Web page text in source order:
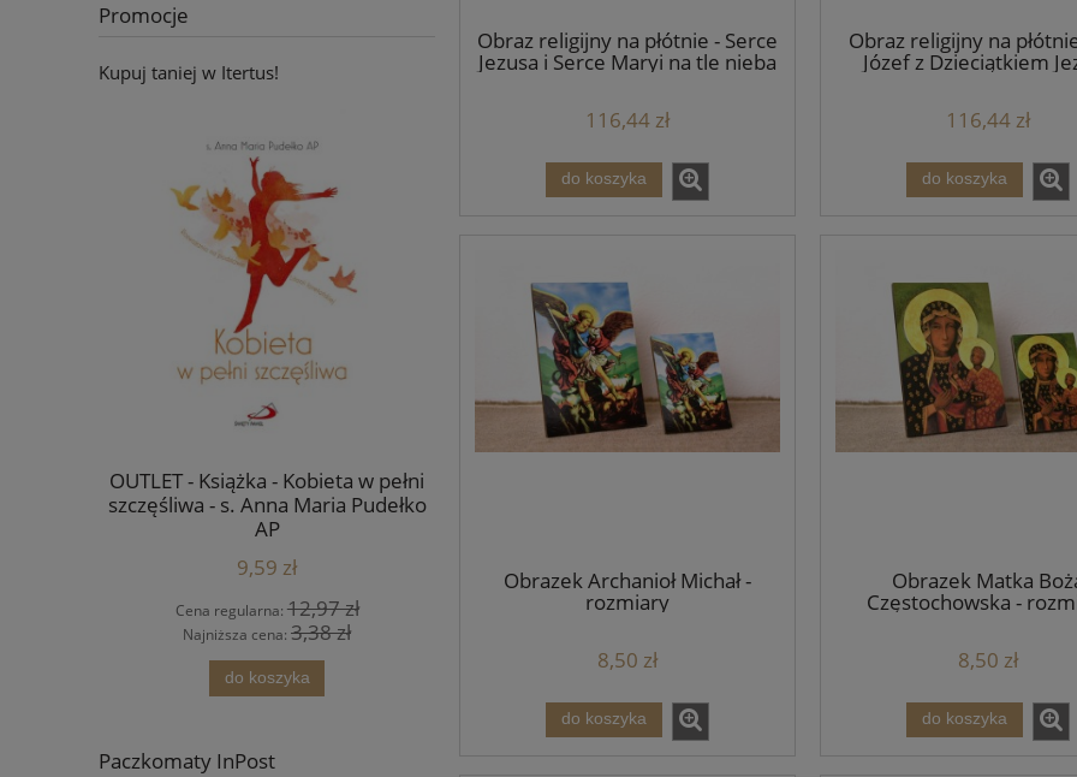
Promocje
Kupuj taniej w Itertus!
OUTLET - Książka - Kobieta w pełni
szczęśliwa - s. Anna Maria Pudełko
AP
9,59 zł
Cena regularna: 12,97 zł
Najniższa cena: 3,38 zł
do koszyka
680,00 zł
Cena regularna:860,00 zł
36,00 zł
Cena regularna:49,20 zł
Paczkomaty InPost
Obraz religijny na płótnie - Serce
Jezusa i Serce Maryi na tle nieba
116,44 zł
do koszyka
Obraz religijny na
Józef z Dzieciątkiem
116,44 zł
do koszyka
Obrazek Archanioł Michał -
rozmiary
8,50 zł
do koszyka
Obrazek Matka
Częstochowska -
8,50 zł
do koszyka